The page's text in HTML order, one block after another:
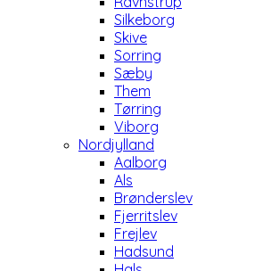
Silkeborg
Skive
Sorring
Sæby
Them
Tørring
Viborg
Nordjylland
Aalborg
Als
Brønderslev
Fjerritslev
Frejlev
Hadsund